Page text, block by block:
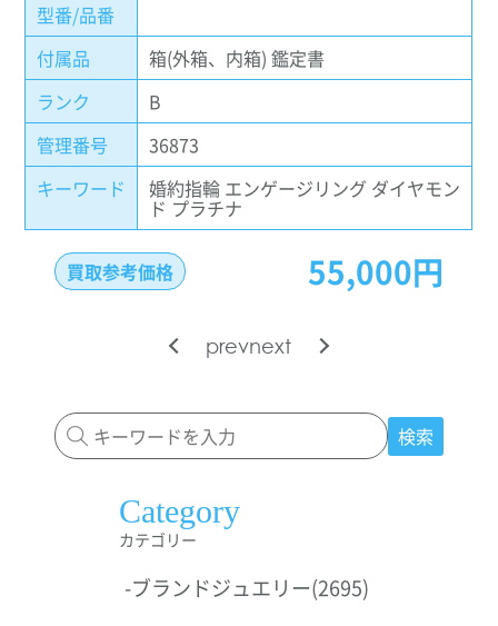
型番/品番
付属品
箱(外箱、内箱) 鑑定書
ランク
B
管理番号
36873
キーワード
婚約指輪 エンゲージリング ダイヤモン
ド プラチナ
買取参考価格 55,000円
prevnext
検索
Category
カテゴリー
-ブランドジュエリー(2695)